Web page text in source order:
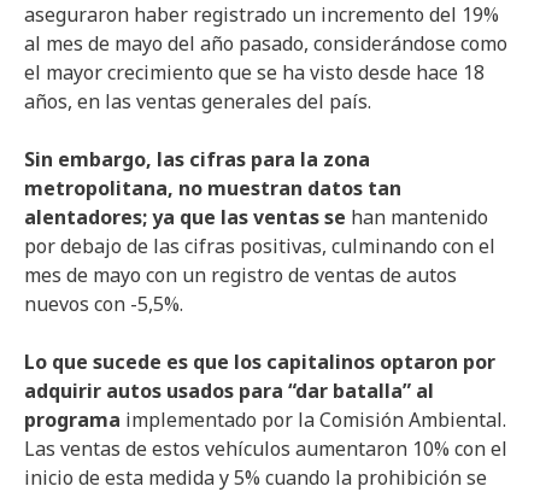
aseguraron haber registrado un incremento del 19%
al mes de mayo del año pasado, considerándose como
el mayor crecimiento que se ha visto desde hace 18
años, en las ventas generales del país.
Sin embargo, las cifras para la zona
metropolitana, no muestran datos tan
alentadores; ya que las ventas se han mantenido
por debajo de las cifras positivas, culminando con el
mes de mayo con un registro de ventas de autos
nuevos con -5,5%.
Lo que sucede es que los capitalinos optaron por
adquirir autos usados para “dar batalla” al
programa implementado por la Comisión Ambiental.
Las ventas de estos vehículos aumentaron 10% con el
inicio de esta medida y 5% cuando la prohibición se